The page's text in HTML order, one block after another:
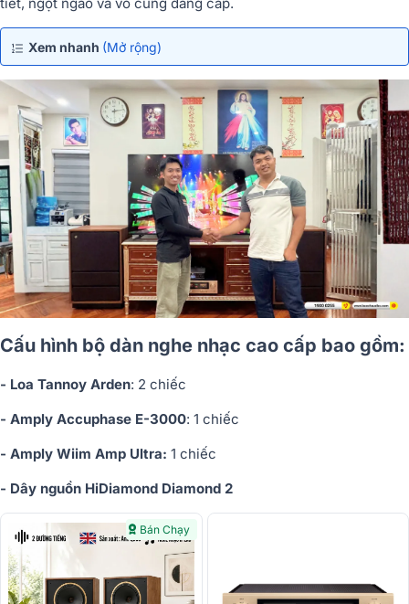
Xem nhanh (Mở rộng)
Cấu hình bộ dàn nghe nhạc cao cấp bao gồm:
- Loa Tannoy Arden: 2 chiếc
- Amply Accuphase E-3000: 1 chiếc
- Amply Wiim Amp Ultra: 1 chiếc
- Dây nguồn HiDiamond Diamond 2
Bán Chạy